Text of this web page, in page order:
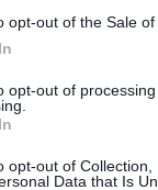
opt-out of the Sale of
opt-out of
opt-out of
Data that Is
30 giugno i
e N’Dicka
Malen
e perderà
club.